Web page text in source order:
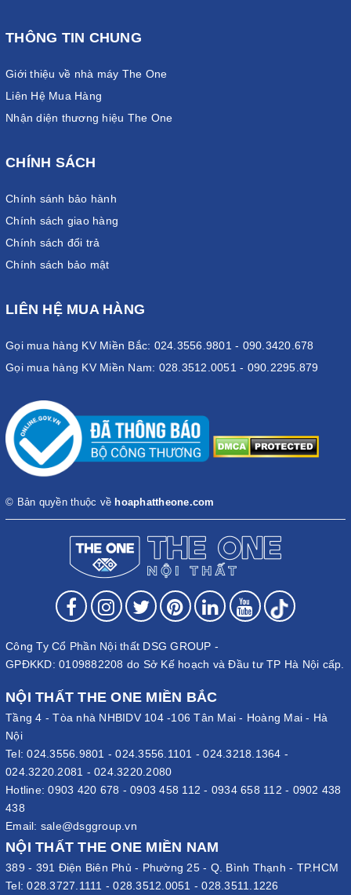
THÔNG TIN CHUNG
Giới thiệu về nhà máy The One
Liên Hệ Mua Hàng
Nhận diện thương hiệu The One
CHÍNH SÁCH
Chính sánh bảo hành
Chính sách giao hàng
Chính sách đổi trả
Chính sách bảo mật
LIÊN HỆ MUA HÀNG
Gọi mua hàng KV Miền Bắc: 024.3556.9801 - 090.3420.678
Gọi mua hàng KV Miền Nam: 028.3512.0051 - 090.2295.879
© Bản quyền thuộc về hoaphattheone.com
Công Ty Cổ Phần Nội thất DSG GROUP -
GPĐKKD: 0109882208 do Sở Kế hoạch và Đầu tư TP Hà Nội cấp.
NỘI THẤT THE ONE MIỀN BẮC
Tầng 4 - Tòa nhà NHBIDV 104 -106 Tân Mai - Hoàng Mai - Hà
Nội
Tel:024.3556.9801 -024.3556.1101 -024.3218.1364 -
024.3220.2081 - 024.3220.2080
Hotline:0903 420 678 - 0903 458 112 - 0934 658 112 - 0902 438
438
Email: sale@dsggroup.vn
NỘI THẤT THE ONE MIỀN NAM
389 - 391 Điện Biên Phủ - Phường 25 - Q. Bình Thạnh - TP.HCM
Tel:028.3727.1111 -028.3512.0051 -028.3511.1226